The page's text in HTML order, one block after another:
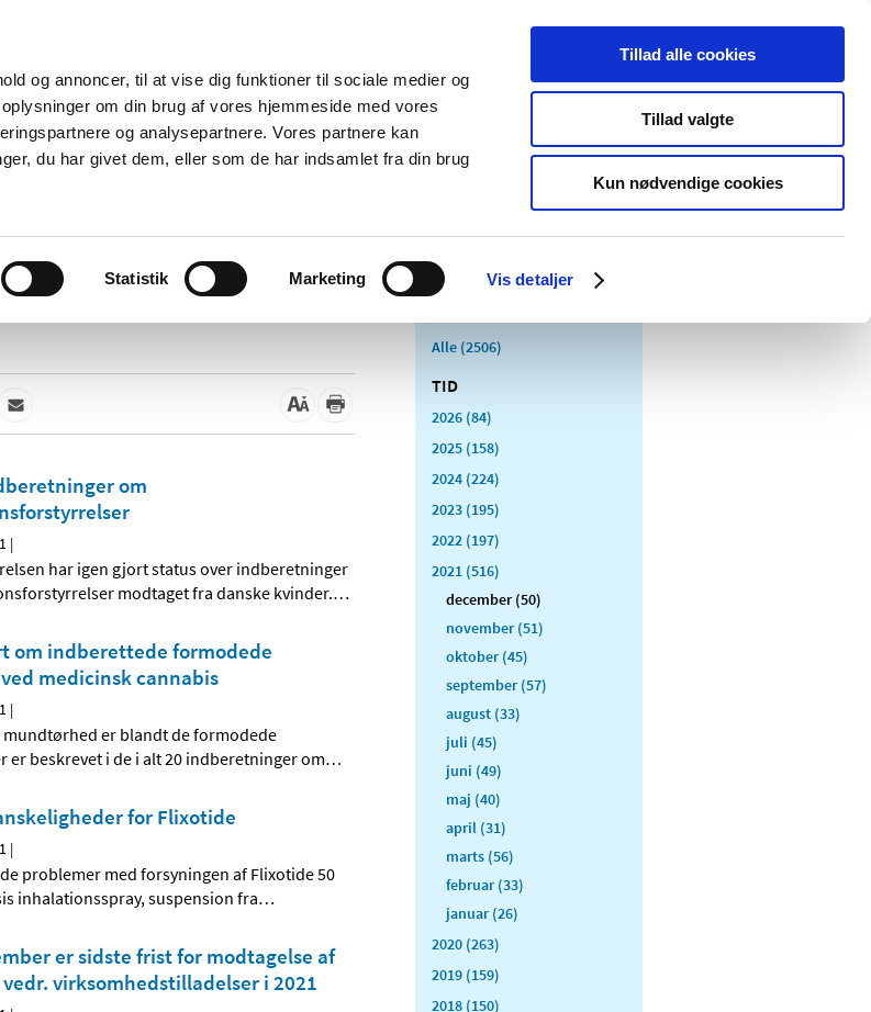
og annoncer, til at vise dig funktioner til sociale medier og
om din brug af vores hjemmeside med vores
og analysepartnere. Vores partnere kan
du har givet dem, eller som de har indsamlet fra din brug
Statistik Marketing Vis detaljer
Tillad alle cookies
Tillad valgte
Kun nødvendige cookies
Nyheder Om os Kontakt Udgivelser
Tilskud og
Apoteker og salg af
Medicinsk
Særlige
produktområder
om
|
har igen gjort status over indberetninger
modtaget fra danske kvinder.…
om indberettede formodede
medicinsk cannabis
|
mundtørhed er blandt de formodede
er beskrevet i de i alt 20 indberetninger om…
for Flixotide
|
problemer med forsyningen af Flixotide 50
inhalationsspray, suspension fra…
er sidste frist for modtagelse af
virksomhedstilladelser i 2021
Alle (2506)
TID
2026 (84)
2025 (158)
2024 (224)
2023 (195)
2022 (197)
2021 (516)
december (50)
november (51)
oktober (45)
september (57)
august (33)
juli (45)
juni (49)
maj (40)
april (31)
marts (56)
februar (33)
januar (26)
2020 (263)
2019 (159)
2018 (150)